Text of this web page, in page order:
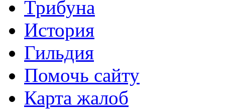
Трибуна
История
Гильдия
Помочь сайту
Карта жалоб